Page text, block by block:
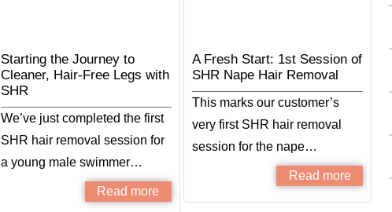
Starting the Journey to
Cleaner, Hair-Free Legs with
SHR
We’ve just completed the first
SHR hair removal session for
a young male swimmer…
Read more
A Fresh Start: 1st Session of
SHR Nape Hair Removal
This marks our customer’s
very first SHR hair removal
session for the nape…
Read more